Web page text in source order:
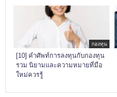
กองทุน
[10] คำศัพท์การลงทุนกับกองทุน
รวม นิยามและความหมายที่มือ
ใหม่ควรรู้